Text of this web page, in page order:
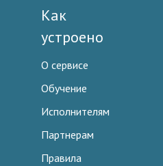
Как
устроено
О сервисе
Обучение
Исполнителям
Партнерам
Правила